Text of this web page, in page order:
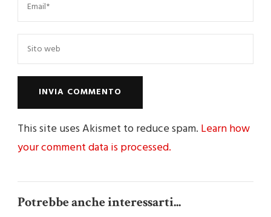
This site uses Akismet to reduce spam. Learn how
your comment data is processed.
Potrebbe anche interessarti...